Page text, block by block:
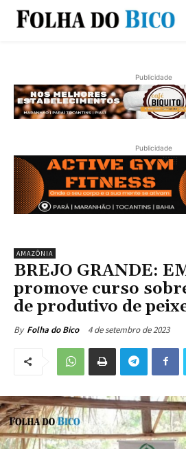
Publicidade
Publicidade
AMAZÔNIA
BREJO GRANDE:
promove curso
de produtivo de
By Folha do Bico 4 de setembro de 2023